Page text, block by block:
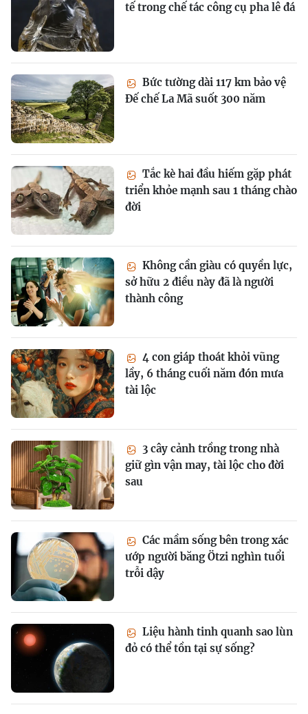
tế trong chế tác công cụ pha lê đá
Bức tường dài 117 km bảo vệ
Đế chế La Mã suốt 300 năm
Tắc kè hai đầu hiếm gặp phát
triển khỏe mạnh sau 1 tháng chào
đời
Không cần giàu có quyền lực,
sở hữu 2 điều này đã là người
thành công
4 con giáp thoát khỏi vũng
lầy, 6 tháng cuối năm đón mưa
tài lộc
3 cây cảnh trồng trong nhà
giữ gìn vận may, tài lộc cho đời
sau
Các mầm sống bên trong xác
ướp người băng Ötzi nghìn tuổi
trỗi dậy
Liệu hành tinh quanh sao lùn
đỏ có thể tồn tại sự sống?